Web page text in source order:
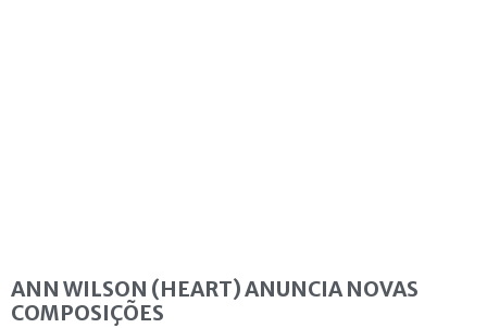
ANN WILSON (HEART) ANUNCIA NOVAS
COMPOSIÇÕES